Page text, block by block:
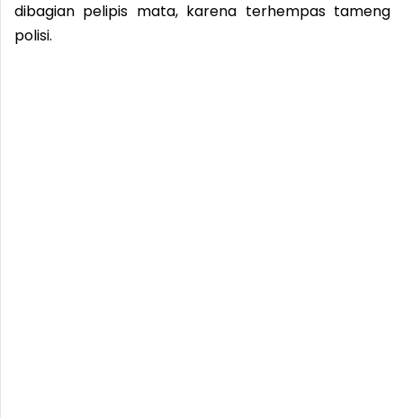
dibagian pelipis mata, karena terhempas tameng
polisi.